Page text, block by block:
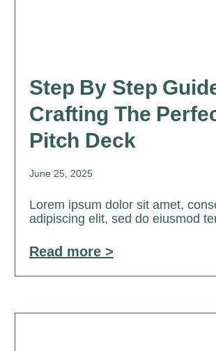
Step By Step
Crafting The
Pitch Deck
June 25, 2025
Lorem ipsum dolor sit amet,
adipiscing elit, sed do eiusmod
Read more >